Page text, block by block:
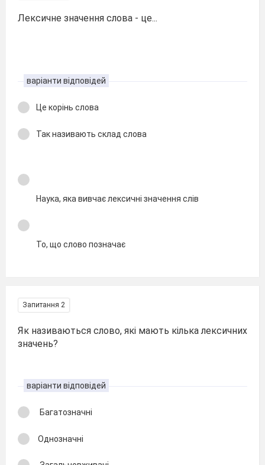
Лексичне значення слова - це...
варіанти відповідей
Це корінь слова
Так називають склад слова
Наука, яка вивчає лексичні значення слів
То, що слово позначає
Запитання 2
Як називаються слово, які мають кілька лексичних
значень?
варіанти відповідей
Багатозначні
Однозначні